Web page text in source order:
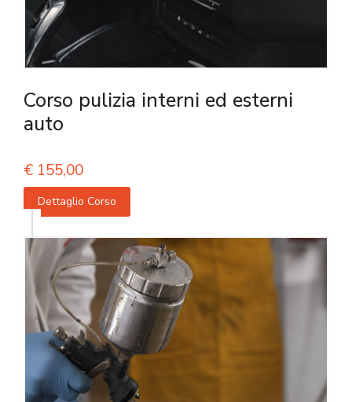
Corso pulizia interni ed esterni
auto
€ 155,00
Dettaglio Corso